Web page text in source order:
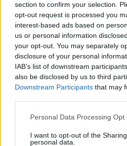
section to confirm your selection.
opt-out request is processed you
interest-based ads based on
us or personal information
your opt-out. You may separately
disclosure of your personal
IAB’s list of downstream
also be disclosed by us to third
Downstream Participants that may
Personal Data Processing Opt
I want to opt-out of the
personal data.